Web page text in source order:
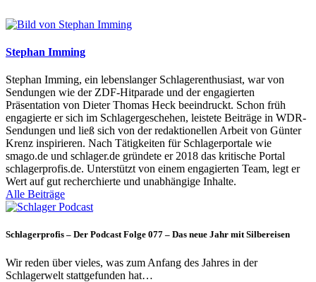
Stephan Imming
Stephan Imming, ein lebenslanger Schlagerenthusiast, war von
Sendungen wie der ZDF-Hitparade und der engagierten
Präsentation von Dieter Thomas Heck beeindruckt. Schon früh
engagierte er sich im Schlagergeschehen, leistete Beiträge in WDR-
Sendungen und ließ sich von der redaktionellen Arbeit von Günter
Krenz inspirieren. Nach Tätigkeiten für Schlagerportale wie
smago.de und schlager.de gründete er 2018 das kritische Portal
schlagerprofis.de. Unterstützt von einem engagierten Team, legt er
Wert auf gut recherchierte und unabhängige Inhalte.
Alle Beiträge
Schlagerprofis – Der Podcast Folge 077 – Das neue Jahr mit Silbereisen
Wir reden über vieles, was zum Anfang des Jahres in der
Schlagerwelt stattgefunden hat…